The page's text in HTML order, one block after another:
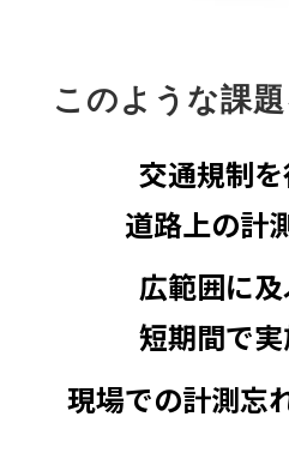
このような課
交通規制
道路上の計
広範囲に
短期間で
現場での計測忘